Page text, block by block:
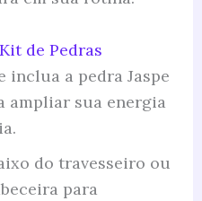
Kit de Pedras
inclua a pedra Jaspe
ampliar sua energia
do travesseiro ou
para